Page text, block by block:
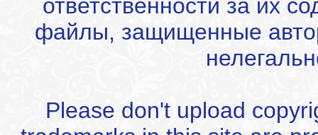
ответственности за их
файлы, защищенные
Please don't upload